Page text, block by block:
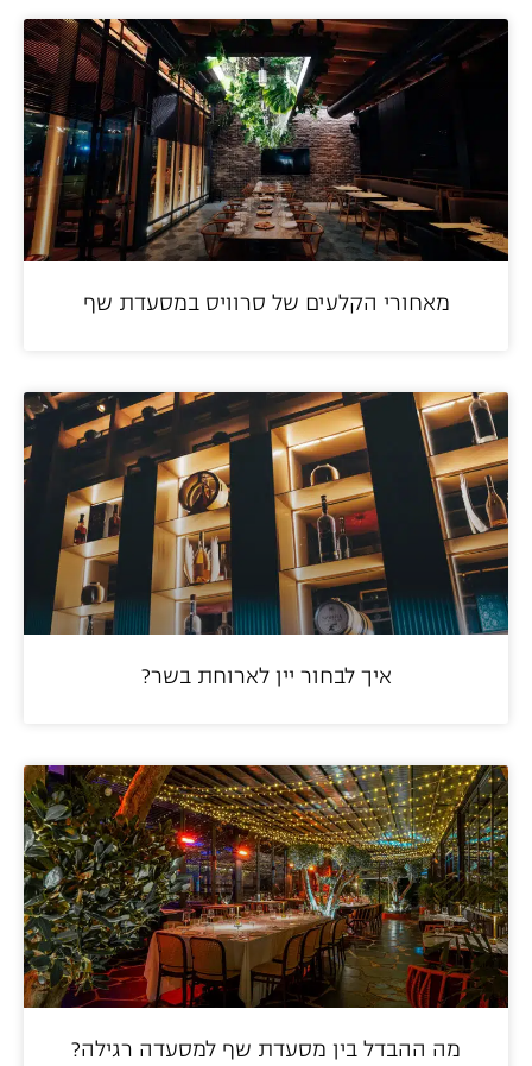
מאחורי הקלעים של סרוויס במסעדת שף
איך לבחור יין לארוחת בשר?
מה ההבדל בין מסעדת שף למסעדה רגילה?